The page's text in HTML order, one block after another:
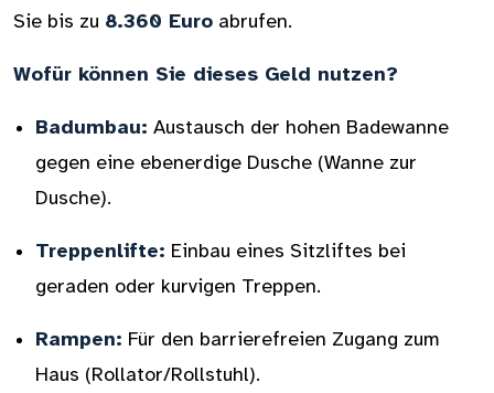
Sie bis zu 8.360 Euro abrufen.
Wofür können Sie dieses Geld nutzen?
Badumbau: Austausch der hohen Badewanne
gegen eine ebenerdige Dusche (Wanne zur
Dusche).
Treppenlifte: Einbau eines Sitzliftes bei
geraden oder kurvigen Treppen.
Rampen: Für den barrierefreien Zugang zum
Haus (Rollator/Rollstuhl).